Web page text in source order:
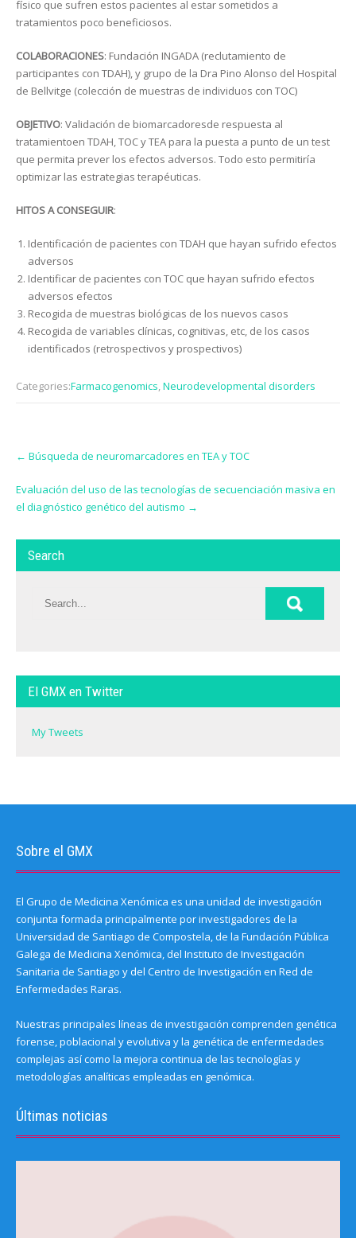
físico que sufren estos pacientes al estar sometidos a
tratamientos poco beneficiosos.
COLABORACIONES: Fundación INGADA (reclutamiento de
participantes con TDAH), y grupo de la Dra Pino Alonso del Hospital
de Bellvitge (colección de muestras de individuos con TOC)
OBJETIVO: Validación de biomarcadoresde respuesta al
tratamientoen TDAH, TOC y TEA para la puesta a punto de un test
que permita prever los efectos adversos. Todo esto permitiría
optimizar las estrategias terapéuticas.
HITOS A CONSEGUIR:
Identificación de pacientes con TDAH que hayan sufrido efectos
adversos
Identificar de pacientes con TOC que hayan sufrido efectos
adversos efectos
Recogida de muestras biológicas de los nuevos casos
Recogida de variables clínicas, cognitivas, etc, de los casos
identificados (retrospectivos y prospectivos)
Categories:Farmacogenomics,Neurodevelopmental disorders
Post
navigation
← Búsqueda de neuromarcadores en TEA y TOC
Evaluación del uso de las tecnologías de secuenciación masiva en
el diagnóstico genético del autismo →
Search
El GMX en Twitter
My Tweets
Sobre el GMX
El Grupo de Medicina Xenómica es una unidad de investigación
conjunta formada principalmente por investigadores de la
Universidad de Santiago de Compostela, de la Fundación Pública
Galega de Medicina Xenómica, del Instituto de Investigación
Sanitaria de Santiago y del Centro de Investigación en Red de
Enfermedades Raras.
Nuestras principales líneas de investigación comprenden genética
forense, poblacional y evolutiva y la genética de enfermedades
complejas así como la mejora continua de las tecnologías y
metodologías analíticas empleadas en genómica.
Últimas noticias